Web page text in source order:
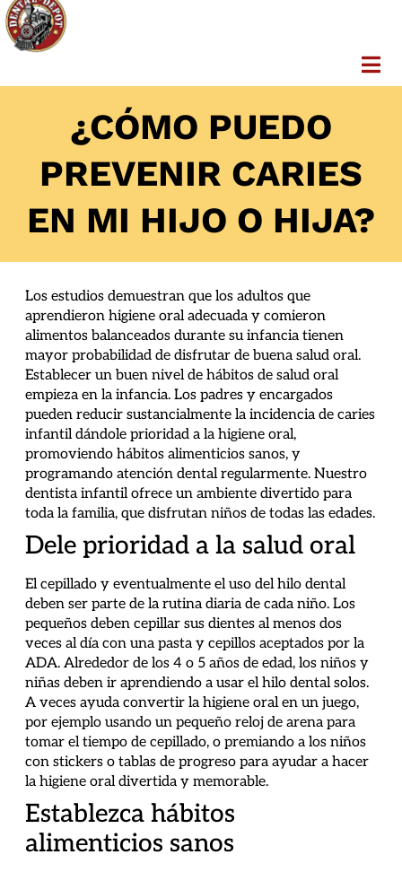
¿CÓMO PUEDO
PREVENIR CARIES
EN MI HIJO O HIJA?
Los estudios demuestran que los adultos que
aprendieron higiene oral adecuada y comieron
alimentos balanceados durante su infancia tienen
mayor probabilidad de disfrutar de buena salud oral.
Establecer un buen nivel de hábitos de salud oral
empieza en la infancia. Los padres y encargados
pueden reducir sustancialmente la incidencia de caries
infantil dándole prioridad a la higiene oral,
promoviendo hábitos alimenticios sanos, y
programando atención dental regularmente. Nuestro
dentista infantil ofrece un ambiente divertido para
toda la familia, que disfrutan niños de todas las edades.
Dele prioridad a la salud oral
El cepillado y eventualmente el uso del hilo dental
deben ser parte de la rutina diaria de cada niño. Los
pequeños deben cepillar sus dientes al menos dos
veces al día con una pasta y cepillos aceptados por la
ADA. Alrededor de los 4 o 5 años de edad, los niños y
niñas deben ir aprendiendo a usar el hilo dental solos.
A veces ayuda convertir la higiene oral en un juego,
por ejemplo usando un pequeño reloj de arena para
tomar el tiempo de cepillado, o premiando a los niños
con stickers o tablas de progreso para ayudar a hacer
la higiene oral divertida y memorable.
Establezca hábitos
alimenticios sanos